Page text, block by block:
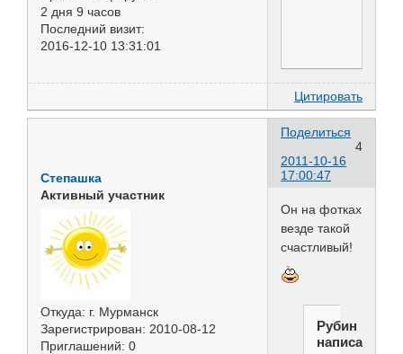
2 дня 9 часов
Последний визит:
2016-12-10 13:31:01
Цитировать
Поделиться
4
2011-10-16
17:00:47
Степашка
Активный участник
Откуда: г. Мурманск
Зарегистрирован: 2010-08-12
Приглашений: 0
Он на фотках
везде такой
счастливый!
Рубин
написал(а):